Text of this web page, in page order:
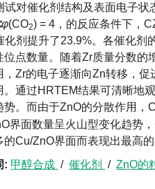
试对催化剂结构及表面电子
φ(CO2) = 4，的反应条件下，
化剂提升了23.9%。各催化剂
位点数量。随着Zr质量分数的
，Zr的电子逐渐向Zn转移，
。通过HRTEM结果可清晰地
势。而由于ZnO的分散作用，
界面数量呈火山型变化趋势
的Cu/ZnO界面而表现出最高的
: 甲醇合成 /催化剂 /ZnO的